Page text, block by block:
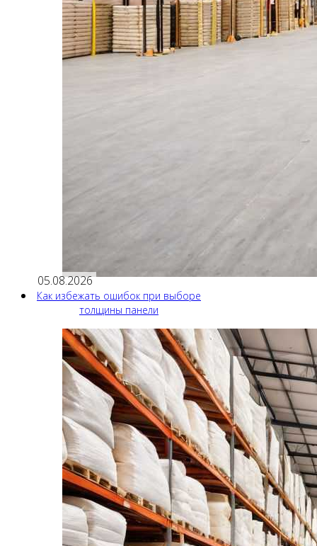
05.08.2026
Как избежать ошибок при выборе
толщины панели